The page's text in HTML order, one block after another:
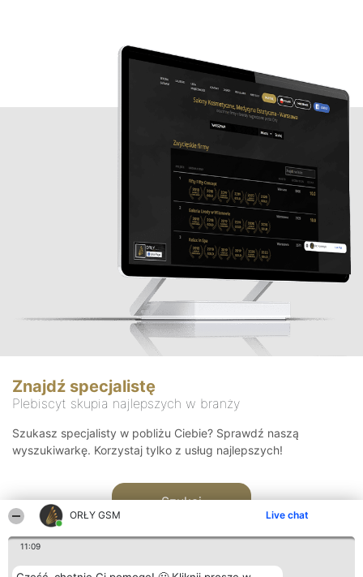
ORŁY GSM Live chat
11:09
Znajdź specjalistę
Plebiscyt skupia najlepszych w branży
Szukasz specjalisty w pobliżu Ciebie? Sprawdź naszą
wyszukiwarkę. Korzystaj tylko z usług najlepszych!
Szukaj